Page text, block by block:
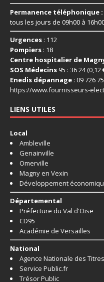
Permanence téléphonique :
tous les jours de 09h00 à
Urgences : 112
Pompiers : 18
Centre hospitalier de
SOS Médecins 95 : 36 24 (0,12
Enedis dépannage : 09 726
https://www.fournisseurs-
LIENS UTILES
Local
Ambleville
Genainville
Omerville
Magny en Vexin
Développement
Départemental
Préfecture du Val d'Oise
CD95
Académie de Versailles
National
Agence Nationale des
Service Public.fr
Trésor Public